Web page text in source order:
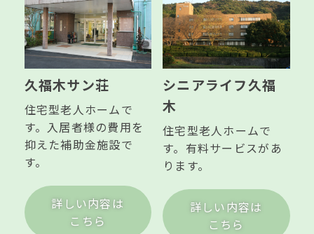
久福木サン荘
住宅型老人ホームで
す。入居者様の費用を
抑えた補助金施設で
す。
詳しい内容は
こちら
シニアライフ久福
木
住宅型老人ホームで
す。有料サービスがあ
ります。
詳しい内容は
こちら